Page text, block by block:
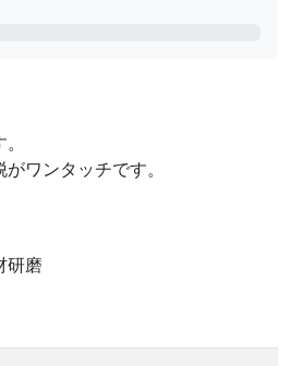
ワンタッチです。
研磨